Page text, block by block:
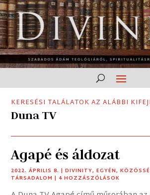
KERESÉSI TALÁLATOK AZ ALÁBBI
Duna TV
Agapé és áldozat
2022. ÁPRILIS 8. |DIVINITY,EGYÉN,
TÁRSADALOM | 4 HOZZÁSZÓLÁSOK